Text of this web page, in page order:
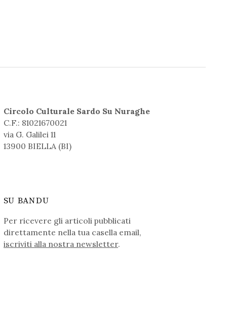
Circolo Culturale Sardo Su Nuraghe
C.F.: 81021670021
via G. Galilei 11
13900 BIELLA (BI)
SU BANDU
Per ricevere gli articoli pubblicati
direttamente nella tua casella email,
iscriviti alla nostra newsletter.